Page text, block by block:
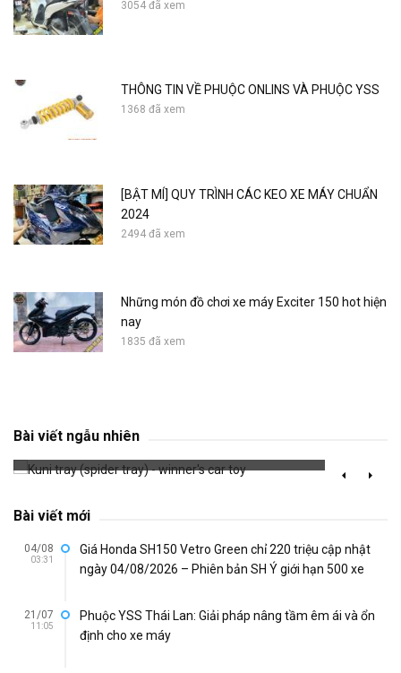
3054 đã xem
THÔNG TIN VỀ PHUỘC ONLINS VÀ PHUỘC YSS
1368 đã xem
[BẬT MÍ] QUY TRÌNH CÁC KEO XE MÁY CHUẨN
2024
2494 đã xem
Những món đồ chơi xe máy Exciter 150 hot hiện
nay
1835 đã xem
Bài viết ngẫu nhiên
Kuni tray (spider tray) - winner's car toy
713 đã xem
Bài viết mới
04/08
03:31
Giá Honda SH150 Vetro Green chỉ 220 triệu cập nhật
ngày 04/08/2026 – Phiên bản SH Ý giới hạn 500 xe
21/07
11:05
Phuộc YSS Thái Lan: Giải pháp nâng tầm êm ái và ổn
định cho xe máy